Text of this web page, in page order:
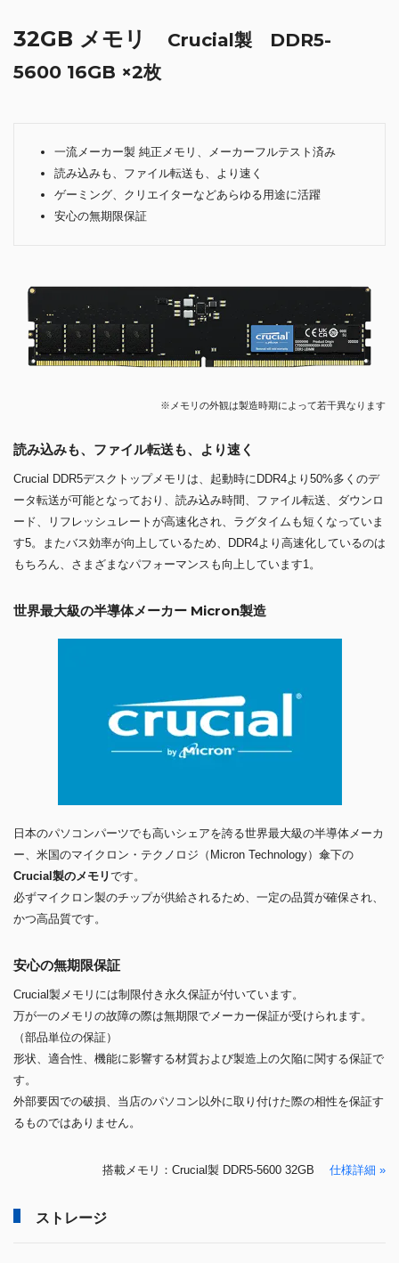
32GB メモリ
Crucial製 DDR5-
5600 16GB ×2枚
一流メーカー製 純正メモリ、メーカーフルテスト済み
読み込みも、ファイル転送も、より速く
ゲーミング、クリエイターなどあらゆる用途に活躍
安心の無期限保証
※メモリの外観は製造時期によって若干異なります
読み込みも、ファイル転送も、より速く
Crucial DDR5デスクトップメモリは、起動時にDDR4より50%多くのデ
ータ転送が可能となっており、読み込み時間、ファイル転送、ダウンロ
ード、リフレッシュレートが高速化され、ラグタイムも短くなっていま
す5。またバス効率が向上しているため、DDR4より高速化しているのは
もちろん、さまざまなパフォーマンスも向上しています1。
世界最大級の半導体メーカー Micron製造
日本のパソコンパーツでも高いシェアを誇る世界最大級の半導体メーカ
ー、米国のマイクロン・テクノロジ（Micron Technology）傘下の
Crucial製のメモリです。
必ずマイクロン製のチップが供給されるため、一定の品質が確保され、
かつ高品質です。
安心の無期限保証
Crucial製メモリには制限付き永久保証が付いています。
万が一のメモリの故障の際は無期限でメーカー保証が受けられます。
（部品単位の保証）
形状、適合性、機能に影響する材質および製造上の欠陥に関する保証で
す。
外部要因での破損、当店のパソコン以外に取り付けた際の相性を保証す
るものではありません。
搭載メモリ：Crucial製 DDR5-5600 32GB 仕様詳細 »
ストレージ